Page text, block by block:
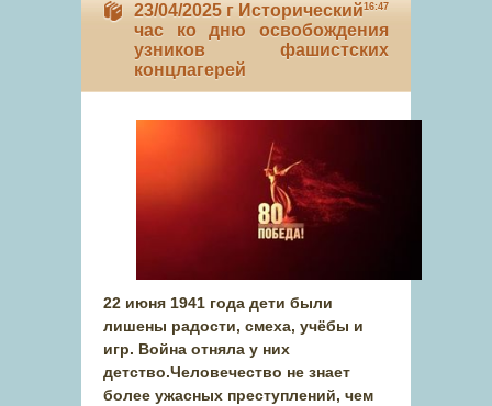
16:47
23/04/2025 г Исторический
час ко дню освобождения
узников фашистских
концлагерей
22 июня 1941 года дети были
лишены радости, смеха, учёбы и
игр. Война отняла у них
детство.Человечество не знает
более ужасных преступлений, чем